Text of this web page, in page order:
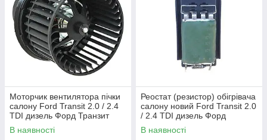
Моторчик вентилятора пічки
салону Ford Transit 2.0 / 2.4
TDI дизель Форд Транзит
2000-2006, 95VW18456BB
В наявності
Реостат (резистор) обігрівача
салону новий Ford Transit 2.0
/ 2.4 TDI дизель Форд
Транзит 2000-2006,
3C1H18B647AA
В наявності